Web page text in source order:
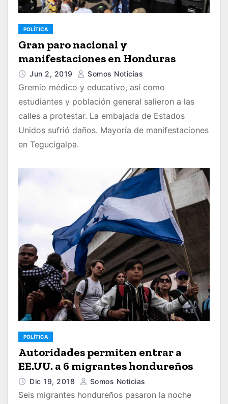
POLÍTICA
Gran paro nacional y
manifestaciones en Honduras
Jun 2, 2019 Somos Noticias
Gremio médico y educativo, así como
estudiantes y población general salieron a las
calles a protestar. La embajada de Estados
Unidos sufrió daños. Mayoría de manifestaciones
en Tegucigalpa.
POLÍTICA
Autoridades permiten entrar a
EE.UU. a 6 migrantes hondureños
Dic 19, 2018 Somos Noticias
Seis migrantes hondureños pasaron la noche